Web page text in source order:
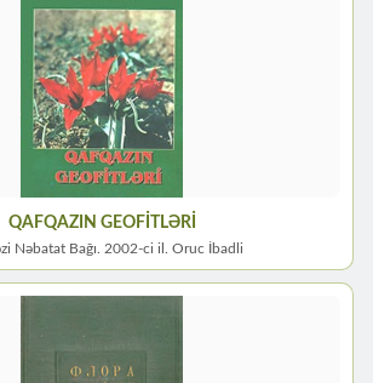
QAFQAZIN GEOFİTLƏRİ
Nəbatat Bağı. 2002-ci il. Oruc İbadli